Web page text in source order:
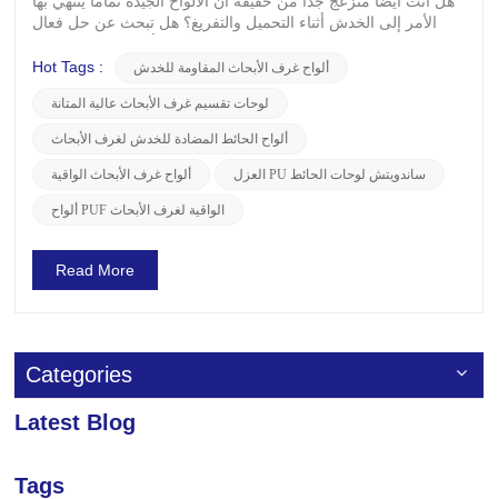
الأمر إلى الخدش أثناء التحميل والتفريغ؟ هل تبحث عن حل فعال
أمرًا بالغ الأهمية لضمان بقاء أسطحها خالية من الخدوش والأضرار.
Hot Tags : ألواح غرف الأبحاث المقاومة للخدش
لوحات تقسيم غرف الأبحاث عالية المتانة
ألواح الحائط المضادة للخدش لغرف الأبحاث
ألواح غرف الأبحاث الواقية العزل PU ساندويتش لوحات الحائط
ألواح PUF الواقية لغرف الأبحاث
Read More
Categories
Latest Blog
Tags